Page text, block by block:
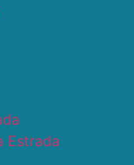
Estrada